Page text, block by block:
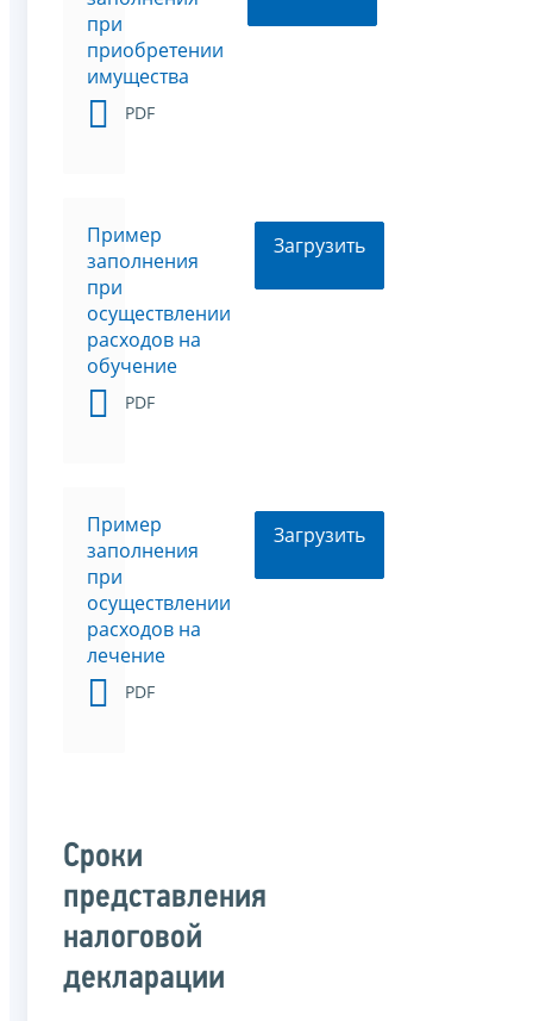
при
приобретении
имущества
PDF
Пример
заполнения
при
осуществлении
расходов на
обучение
PDF
Загрузить
Пример
заполнения
при
осуществлении
расходов на
лечение
PDF
Загрузить
Сроки
представления
налоговой
декларации